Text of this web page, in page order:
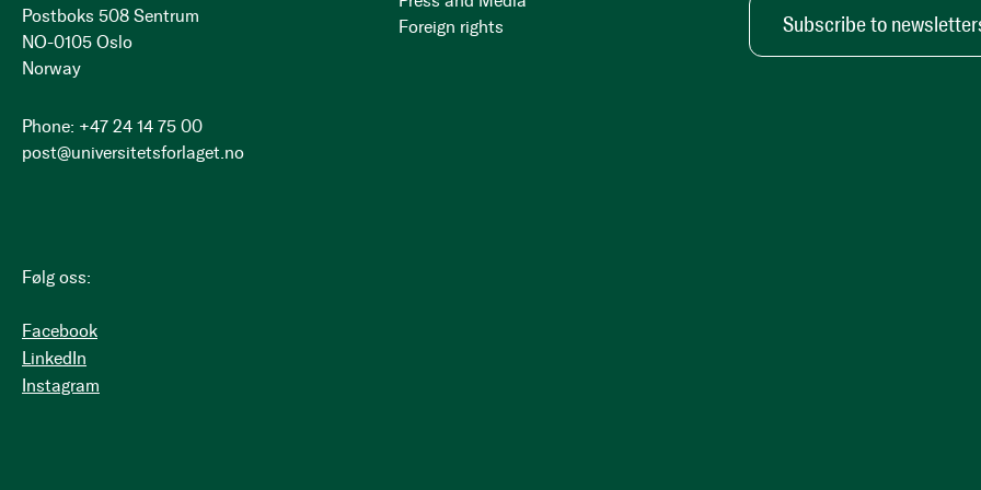
Postboks 508 Sentrum
NO-0105 Oslo
Norway
Phone: +47 24 14 75 00
post@universitetsforlaget.no
Følg oss:
Facebook
LinkedIn
Instagram
Foreign rights
Subscribe to